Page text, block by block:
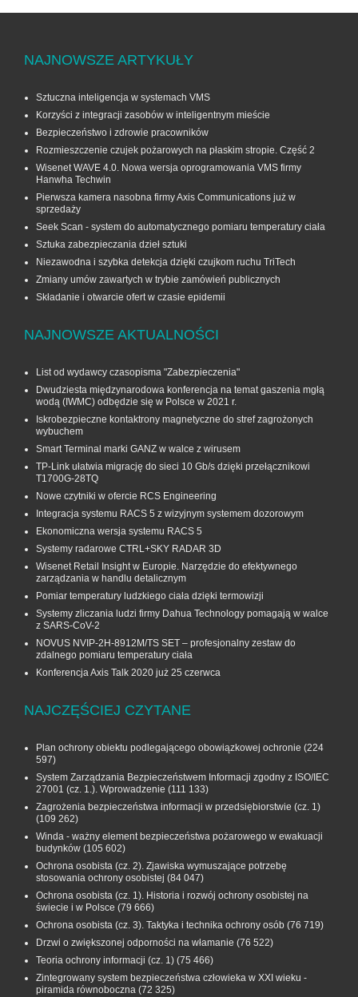
NAJNOWSZE ARTYKUŁY
Sztuczna inteligencja w systemach VMS
Korzyści z integracji zasobów w inteligentnym mieście
Bezpieczeństwo i zdrowie pracowników
Rozmieszczenie czujek pożarowych na płaskim stropie. Część 2
Wisenet WAVE 4.0. Nowa wersja oprogramowania VMS firmy
Hanwha Techwin
Pierwsza kamera nasobna firmy Axis Communications już w
sprzedaży
Seek Scan - system do automatycznego pomiaru temperatury ciała
Sztuka zabezpieczania dzieł sztuki
Niezawodna i szybka detekcja dzięki czujkom ruchu TriTech
Zmiany umów zawartych w trybie zamówień publicznych
Składanie i otwarcie ofert w czasie epidemii
NAJNOWSZE AKTUALNOŚCI
List od wydawcy czasopisma "Zabezpieczenia"
Dwudziesta międzynarodowa konferencja na temat gaszenia mgłą
wodą (IWMC) odbędzie się w Polsce w 2021 r.
Iskrobezpieczne kontaktrony magnetyczne do stref zagrożonych
wybuchem
Smart Terminal marki GANZ w walce z wirusem
TP-Link ułatwia migrację do sieci 10 Gb/s dzięki przełącznikowi
T1700G‑28TQ
Nowe czytniki w ofercie RCS Engineering
Integracja systemu RACS 5 z wizyjnym systemem dozorowym
Ekonomiczna wersja systemu RACS 5
Systemy radarowe CTRL+SKY RADAR 3D
Wisenet Retail Insight w Europie. Narzędzie do efektywnego
zarządzania w handlu detalicznym
Pomiar temperatury ludzkiego ciała dzięki termowizji
Systemy zliczania ludzi firmy Dahua Technology pomagają w walce
z SARS-CoV-2
NOVUS NVIP-2H-8912M/TS SET – profesjonalny zestaw do
zdalnego pomiaru temperatury ciała
Konferencja Axis Talk 2020 już 25 czerwca
NAJCZĘŚCIEJ CZYTANE
Plan ochrony obiektu podlegającego obowiązkowej ochronie (224
597)
System Zarządzania Bezpieczeństwem Informacji zgodny z ISO/IEC
27001 (cz. 1.). Wprowadzenie (111 133)
Zagrożenia bezpieczeństwa informacji w przedsiębiorstwie (cz. 1)
(109 262)
Winda - ważny element bezpieczeństwa pożarowego w ewakuacji
budynków (105 602)
Ochrona osobista (cz. 2). Zjawiska wymuszające potrzebę
stosowania ochrony osobistej (84 047)
Ochrona osobista (cz. 1). Historia i rozwój ochrony osobistej na
świecie i w Polsce (79 666)
Ochrona osobista (cz. 3). Taktyka i technika ochrony osób (76 719)
Drzwi o zwiększonej odporności na włamanie (76 522)
Teoria ochrony informacji (cz. 1) (75 466)
Zintegrowany system bezpieczeństwa człowieka w XXI wieku -
piramida równoboczna (72 325)